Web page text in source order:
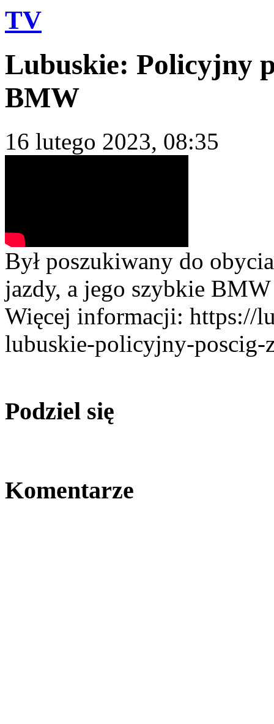
TV
Lubuskie: Policyjny
BMW
16 lutego 2023, 08:35
Był poszukiwany do
jazdy, a jego szybkie
Więcej informacji: https://
lubuskie-policyjny-
Podziel się
Komentarze